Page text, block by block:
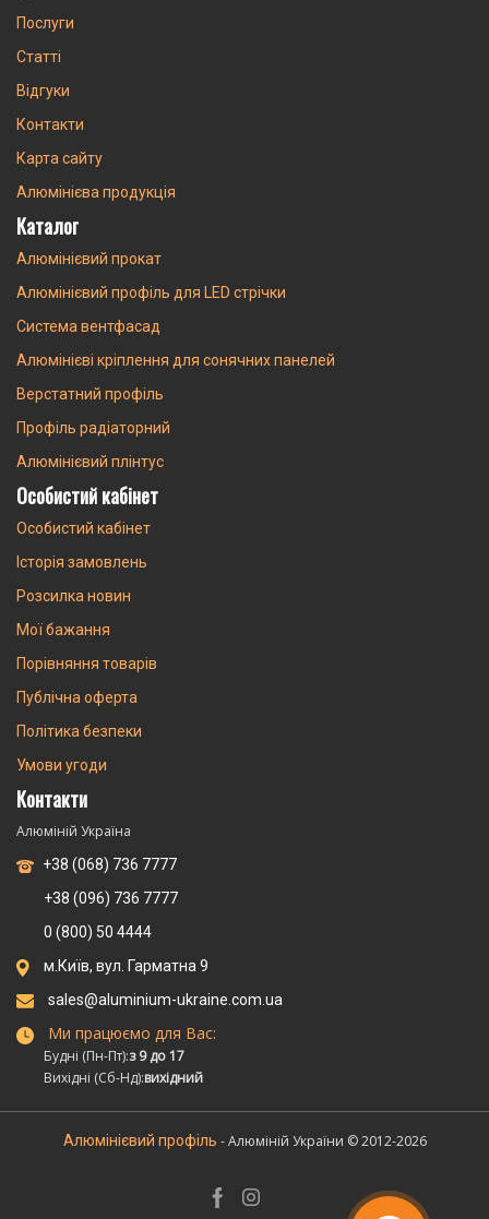
Послуги
Статті
Відгуки
Контакти
Карта сайту
Алюмінієва продукція
Каталог
Алюмінієвий прокат
Алюмінієвий профіль для LED стрічки
Система вентфасад
Алюмінієві кріплення для сонячних панелей
Верстатний профіль
Профіль радіаторний
Алюмінієвий плінтус
Особистий кабінет
Особистий кабінет
Історія замовлень
Розсилка новин
Мої бажання
Порівняння товарів
Публічна оферта
Політика безпеки
Умови угоди
Контакти
Алюміній Україна
+38 (068) 736 7777
+38 (096) 736 7777
0 (800) 50 4444
м.Київ, вул. Гарматна 9
sales@aluminium-ukraine.com.ua
Ми працюємо для Вас:
Будні (Пн-Пт):з 9 до 17
Вихідні (Сб-Нд):вихідний
Алюмінієвий профіль - Алюміній України © 2012-2026